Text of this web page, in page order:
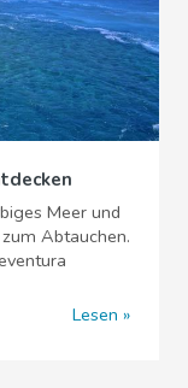
Meer und
Abtauchen.
Lesen